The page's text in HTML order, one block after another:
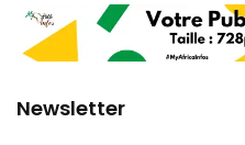
Newsletter